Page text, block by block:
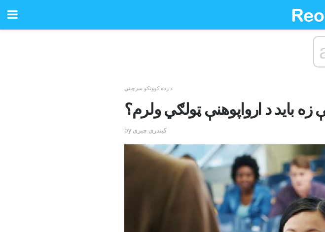
د زده کوونکو سرچینې
زه باید د ارواپوهنې ټولګي ولرم؟
by کیندری چیری